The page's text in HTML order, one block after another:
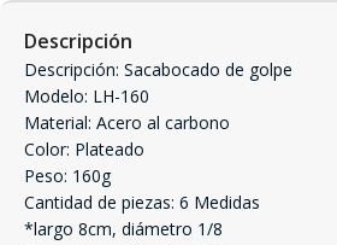
Descripción
Descripción: Sacabocado de golpe
Modelo: LH-160
Material: Acero al carbono
Color: Plateado
Peso: 160g
Cantidad de piezas: 6 Medidas
*largo 8cm, diámetro 1/8